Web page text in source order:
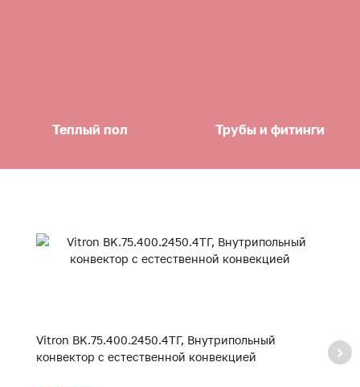
Теплый пол Трубы и фитинги
Vitron BK.75.400.2450.4ТГ, Внутрипольный
конвектор с естественной конвекцией